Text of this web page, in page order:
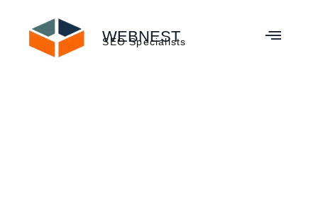
WEBNEST
SEO Specialists